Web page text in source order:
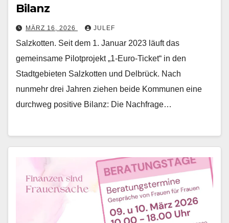
Bilanz
MÄRZ 16, 2026 JULEF
Salzkotten. Seit dem 1. Januar 2023 läuft das
gemeinsame Pilotprojekt „1-Euro-Ticket“ in den
Stadtgebieten Salzkotten und Delbrück. Nach
nunmehr drei Jahren ziehen beide Kommunen eine
durchweg positive Bilanz: Die Nachfrage…